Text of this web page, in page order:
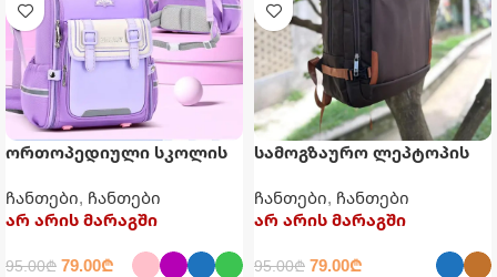
ორთოპედიული სკოლის
ჩანთები, ჩანთები
არ არის მარაგში
95.00₾ 79.00₾
სამოგზაურო ლეპტოპის
დამტენით
ჩანთები, ჩანთები
არ არის მარაგში
95.00₾ 79.00₾